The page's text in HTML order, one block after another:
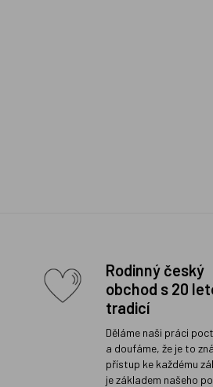
Rodinný český
obchod s 20
tradicí
Děláme naši práci
a doufáme, že je to
přístup ke každému
je základem našeho